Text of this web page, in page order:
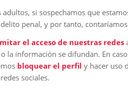
adultos, si sospechamos que
penal, y por tanto,
el acceso de nuestras redes
la información se difundan. En
bloquear el perfil y hacer uso
sociales.